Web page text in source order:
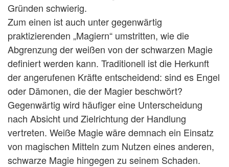
Gründen schwierig.
Zum einen ist auch unter gegenwärtig
praktizierenden „Magiern“ umstritten, wie die
Abgrenzung der weißen von der schwarzen Magie
definiert werden kann. Traditionell ist die Herkunft
der angerufenen Kräfte entscheidend: sind es Engel
oder Dämonen, die der Magier beschwört?
Gegenwärtig wird häufiger eine Unterscheidung
nach Absicht und Zielrichtung der Handlung
vertreten. Weiße Magie wäre demnach ein Einsatz
von magischen Mitteln zum Nutzen eines anderen,
schwarze Magie hingegen zu seinem Schaden.